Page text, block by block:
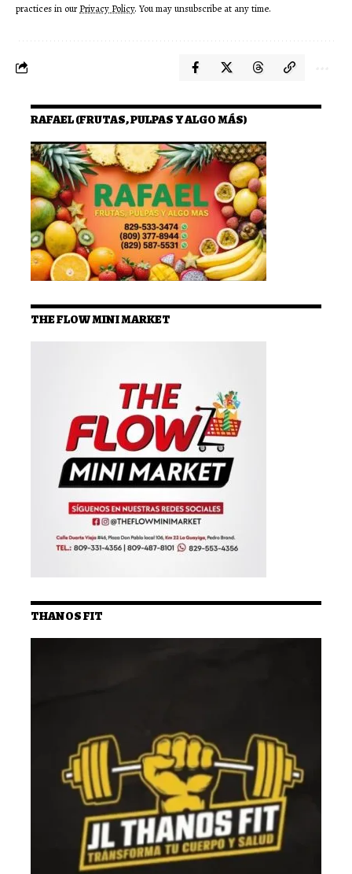
practices in ourPrivacy Policy. You may unsubscribe at any time.
RAFAEL (FRUTAS, PULPAS Y ALGO MÁS)
THE FLOW MINI MARKET
THANOS FIT